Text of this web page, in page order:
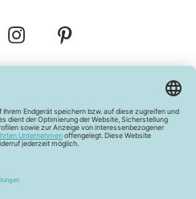
Vertrag widerrufen